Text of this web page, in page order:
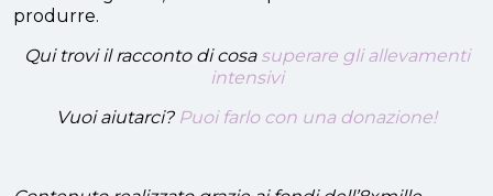
produrre.
Qui trovi il racconto di cosa superare gli allevamenti
intensivi
Vuoi aiutarci? Puoi farlo con una donazione!